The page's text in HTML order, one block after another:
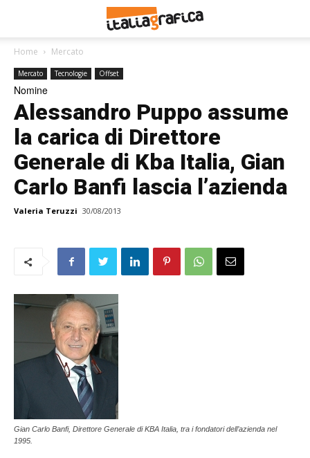
Home Mercato
Mercato Tecnologie Offset
Nomine
Alessandro Puppo assume
la carica di Direttore
Generale di Kba Italia, Gian
Carlo Banfi lascia l’azienda
Valeria Teruzzi 30/08/2013
Gian Carlo Banfi, Direttore Generale di KBA Italia, tra i fondatori dell’azienda nel
1995.